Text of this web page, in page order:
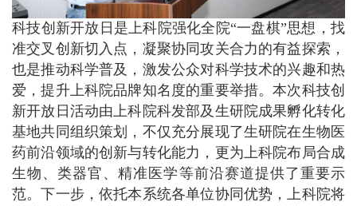
科技创新开放日是上科院强化全院“一盘棋”思想，找
准交叉创新切入点，凝聚协同攻关合力的有益探索，
也是推动科学普及，激发公众对科学技术的兴趣和热
爱，提升上科院品牌知名度的重要举措。本次科技创
新开放日活动由上科院科发部及生研院成果孵化转化
基地共同组织策划，不仅充分展现了生研院在生物医
药前沿领域的创新与转化能力，更为上科院布局合成
生物、类器官、精准医学等前沿赛道提供了重要示
范。下一步，依托本系统各单位协同优势，上科院将